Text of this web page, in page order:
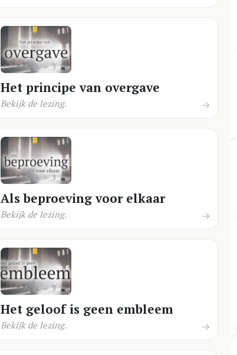
Het principe van overgave
Bekijk de lezing.
Als beproeving voor elkaar
Bekijk de lezing.
Het geloof is geen embleem
Bekijk de lezing.